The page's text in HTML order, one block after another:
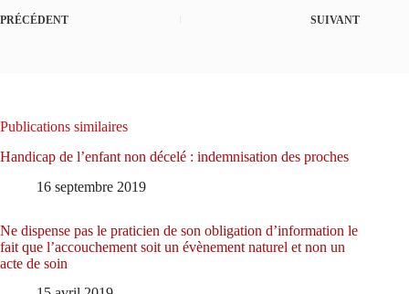
PRÉCÉDENT SUIVANT
Publications similaires
Handicap de l’enfant non décelé : indemnisation des proches
16 septembre 2019
Ne dispense pas le praticien de son obligation d’information le
fait que l’accouchement soit un évènement naturel et non un
acte de soin